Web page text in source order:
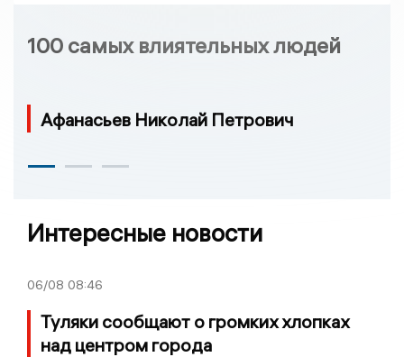
100 самых влиятельных людей
Афанасьев Николай Петрович
Интересные новости
06/08 08:46
Туляки сообщают о громких хлопках
над центром города